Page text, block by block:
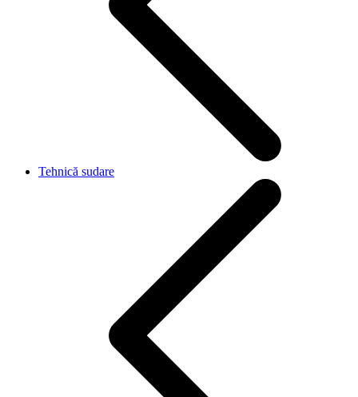
Tehnică sudare